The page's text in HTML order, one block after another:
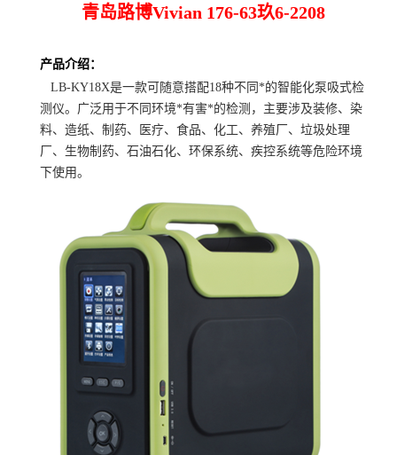
青岛路博Vivian 176-63玖6-2208
产品介绍：
LB-KY18X是一款可随意搭配18种不同*的智能化泵吸式检
测仪。广泛用于不同环境*有害*的检测，主要涉及装修、染
料、造纸、制药、医疗、食品、化工、养殖厂、垃圾处理
厂、生物制药、石油石化、环保系统、疾控系统等危险环境
下使用。